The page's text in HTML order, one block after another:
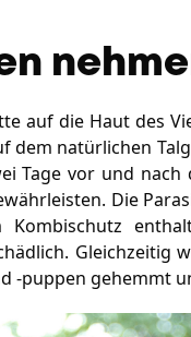
auf die Haut des
dem natürlichen
Tage vor und
Die
Gleichzeitig
-puppen gehemmt